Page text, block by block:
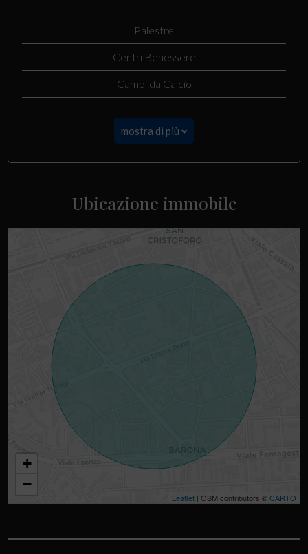
Palestre
Centri Benessere
Campi da Calcio
mostra di più
Ubicazione immobile
+
−
Leaflet| OSM contributors ©CARTO